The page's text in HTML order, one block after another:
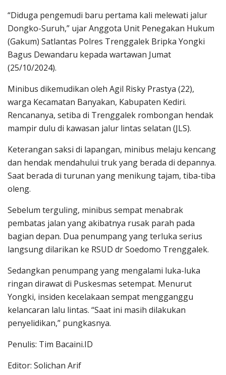
“Diduga pengemudi baru pertama kali melewati jalur
Dongko-Suruh,” ujar Anggota Unit Penegakan Hukum
(Gakum) Satlantas Polres Trenggalek Bripka Yongki
Bagus Dewandaru kepada wartawan Jumat
(25/10/2024).
Minibus dikemudikan oleh Agil Risky Prastya (22),
warga Kecamatan Banyakan, Kabupaten Kediri.
Rencananya, setiba di Trenggalek rombongan hendak
mampir dulu di kawasan jalur lintas selatan (JLS).
Keterangan saksi di lapangan, minibus melaju kencang
dan hendak mendahului truk yang berada di depannya.
Saat berada di turunan yang menikung tajam, tiba-tiba
oleng.
Sebelum terguling, minibus sempat menabrak
pembatas jalan yang akibatnya rusak parah pada
bagian depan. Dua penumpang yang terluka serius
langsung dilarikan ke RSUD dr Soedomo Trenggalek.
Sedangkan penumpang yang mengalami luka-luka
ringan dirawat di Puskesmas setempat. Menurut
Yongki, insiden kecelakaan sempat mengganggu
kelancaran lalu lintas. “Saat ini masih dilakukan
penyelidikan,” pungkasnya.
Penulis: Tim Bacaini.ID
Editor: Solichan Arif